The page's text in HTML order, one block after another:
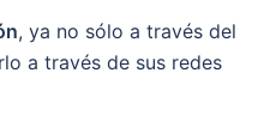
, ya no sólo a través del
a través de sus redes